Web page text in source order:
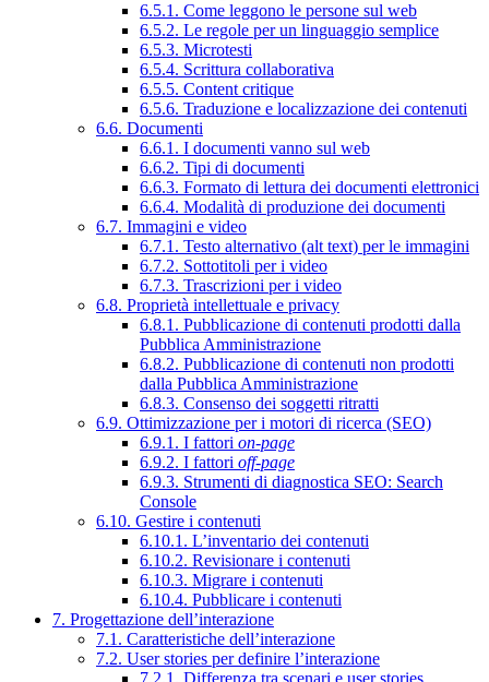
6.5.1. Come leggono le persone sul web
6.5.2. Le regole per un linguaggio semplice
6.5.3. Microtesti
6.5.4. Scrittura collaborativa
6.5.5. Content critique
6.5.6. Traduzione e localizzazione dei contenuti
6.6. Documenti
6.6.1. I documenti vanno sul web
6.6.2. Tipi di documenti
6.6.3. Formato di lettura dei documenti elettronici
6.6.4. Modalità di produzione dei documenti
6.7. Immagini e video
6.7.1. Testo alternativo (alt text) per le immagini
6.7.2. Sottotitoli per i video
6.7.3. Trascrizioni per i video
6.8. Proprietà intellettuale e privacy
6.8.1. Pubblicazione di contenuti prodotti dalla
Pubblica Amministrazione
6.8.2. Pubblicazione di contenuti non prodotti
dalla Pubblica Amministrazione
6.8.3. Consenso dei soggetti ritratti
6.9. Ottimizzazione per i motori di ricerca (SEO)
6.9.1. I fattori on-page
6.9.2. I fattori off-page
6.9.3. Strumenti di diagnostica SEO: Search
Console
6.10. Gestire i contenuti
6.10.1. L’inventario dei contenuti
6.10.2. Revisionare i contenuti
6.10.3. Migrare i contenuti
6.10.4. Pubblicare i contenuti
7. Progettazione dell’interazione
7.1. Caratteristiche dell’interazione
7.2. User stories per definire l’interazione
7.2.1. Differenza tra scenari e user stories